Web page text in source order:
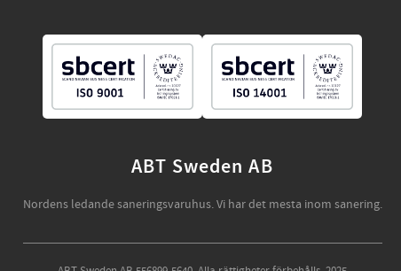
ABT Sweden AB
Nordens ledande saneringsvaruhus. Vi har det mesta inom sanering.